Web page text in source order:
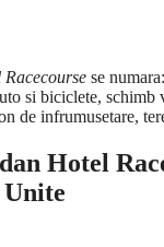
se
si biciclete,
de infrumusetare,
Hotel
Unite